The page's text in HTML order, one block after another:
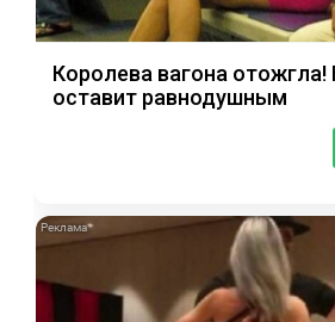
Королева вагона отожгла!
оставит равнодушным